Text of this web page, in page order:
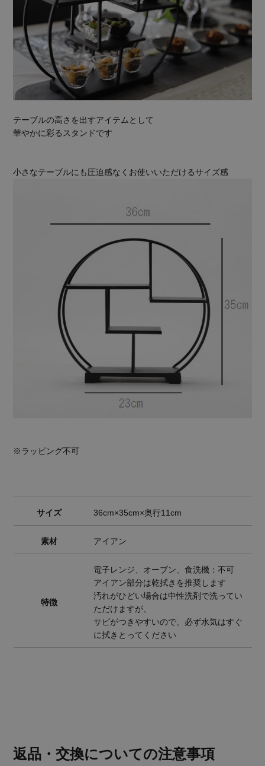
テーブルの高さを出すアイテムとして
華やかに彩るスタンドです
小さなテーブルにも圧迫感なくお使いいただけるサイズ感
※ラッピング不可
サイズ 36cm×35cm×奥行11cm
素材 アイアン
特徴
電子レンジ、オーブン、食洗機：不可
アイアン部分は乾拭きを推奨します
汚れがひどい場合は中性洗剤で洗ってい
ただけますが、
サビがつきやすいので、必ず水気はすぐ
に拭きとってください
返品・交換についての注意事項